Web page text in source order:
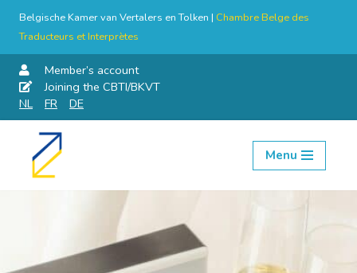
Belgische Kamer van Vertalers en Tolken | Chambre Belge des
Traducteurs et Interprètes
Member’s account
Joining the CBTI/BKVT
NL
FR DE
Skip
Menu